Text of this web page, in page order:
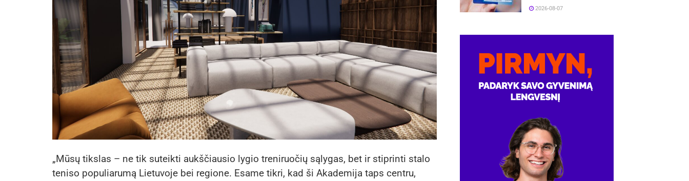
„Mūsų tikslas – ne tik suteikti aukščiausio lygio treniruočių sąlygas, bet ir stiprinti stalo
teniso populiarumą Lietuvoje bei regione. Esame tikri, kad ši Akademija taps centru,
2026-08-07